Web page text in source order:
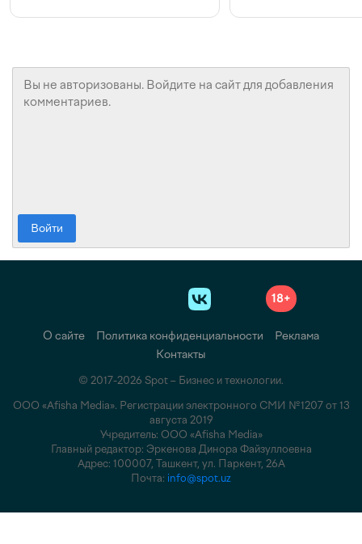
Войти
18+
О сайте Политика конфиденциальности
Реклама
Контакты
© 2017-2026 Spot – Бизнес и технологии.
ООО «Afisha Media». Регистрации электронного СМИ №1207 от 13
августа 2019
Учредитель: ООО «Afisha Media»
Главный редактор: Эркенова Динора Файзуллоевна
Адрес: 100007, Ташкент, ул. Паркент, 26А
Почта: info@spot.uz